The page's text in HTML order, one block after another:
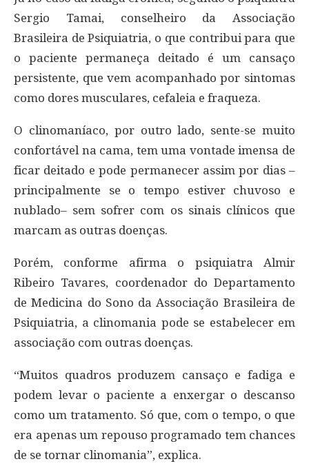
Sergio Tamai, conselheiro da Associação
Brasileira de Psiquiatria, o que contribui para que
o paciente permaneça deitado é um cansaço
persistente, que vem acompanhado por sintomas
como dores musculares, cefaleia e fraqueza.
O clinomaníaco, por outro lado, sente-se muito
confortável na cama, tem uma vontade imensa de
ficar deitado e pode permanecer assim por dias –
principalmente se o tempo estiver chuvoso e
nublado– sem sofrer com os sinais clínicos que
marcam as outras doenças.
Porém, conforme afirma o psiquiatra Almir
Ribeiro Tavares, coordenador do Departamento
de Medicina do Sono da Associação Brasileira de
Psiquiatria, a clinomania pode se estabelecer em
associação com outras doenças.
“Muitos quadros produzem cansaço e fadiga e
podem levar o paciente a enxergar o descanso
como um tratamento. Só que, com o tempo, o que
era apenas um repouso programado tem chances
de se tornar clinomania”, explica.